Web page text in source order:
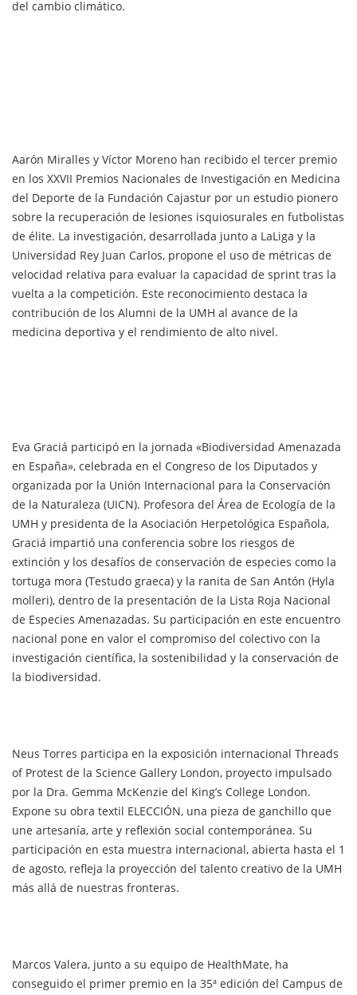
del cambio climático.
Aarón Miralles y Víctor Moreno han recibido el tercer premio
en los XXVII Premios Nacionales de Investigación en Medicina
del Deporte de la Fundación Cajastur por un estudio pionero
sobre la recuperación de lesiones isquiosurales en futbolistas
de élite. La investigación, desarrollada junto a LaLiga y la
Universidad Rey Juan Carlos, propone el uso de métricas de
velocidad relativa para evaluar la capacidad de sprint tras la
vuelta a la competición. Este reconocimiento destaca la
contribución de los Alumni de la UMH al avance de la
medicina deportiva y el rendimiento de alto nivel.
Eva Graciá participó en la jornada «Biodiversidad Amenazada
en España», celebrada en el Congreso de los Diputados y
organizada por la Unión Internacional para la Conservación
de la Naturaleza (UICN). Profesora del Área de Ecología de la
UMH y presidenta de la Asociación Herpetológica Española,
Graciá impartió una conferencia sobre los riesgos de
extinción y los desafíos de conservación de especies como la
tortuga mora (Testudo graeca) y la ranita de San Antón (Hyla
molleri), dentro de la presentación de la Lista Roja Nacional
de Especies Amenazadas. Su participación en este encuentro
nacional pone en valor el compromiso del colectivo con la
investigación científica, la sostenibilidad y la conservación de
la biodiversidad.
Neus Torres participa en la exposición internacional Threads
of Protest de la Science Gallery London, proyecto impulsado
por la Dra. Gemma McKenzie del King’s College London.
Expone su obra textil ELECCIÓN, una pieza de ganchillo que
une artesanía, arte y reflexión social contemporánea. Su
participación en esta muestra internacional, abierta hasta el 1
de agosto, refleja la proyección del talento creativo de la UMH
más allá de nuestras fronteras.
Marcos Valera, junto a su equipo de HealthMate, ha
conseguido el primer premio en la 35ª edición del Campus de